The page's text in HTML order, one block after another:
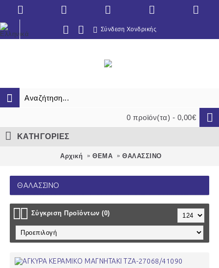
Σύνδεση Χονδρικής
0 προϊόν(τα) - 0,00€
ΚΑΤΗΓΟΡΙΕΣ
Αρχική ΘΕΜΑ ΘΑΛΑΣΣΙΝΟ
ΘΑΛΑΣΣΙΝΟ
Σύγκριση Προϊόντων (0)